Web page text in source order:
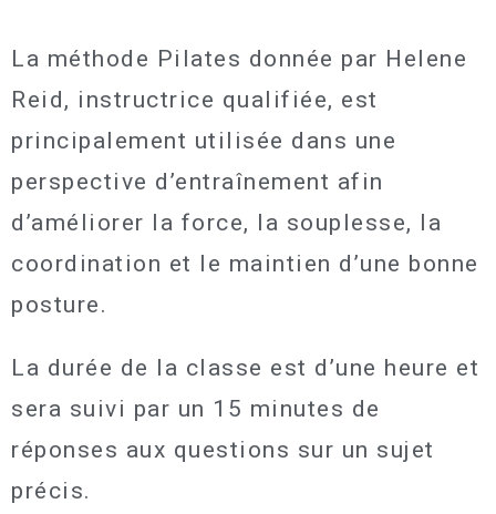
La méthode Pilates donnée par Helene
Reid, instructrice qualifiée, est
principalement utilisée dans une
perspective d’entraînement afin
d’améliorer la force, la souplesse, la
coordination et le maintien d’une bonne
posture.
La durée de la classe est d’une heure et
sera suivi par un 15 minutes de
réponses aux questions sur un sujet
précis.